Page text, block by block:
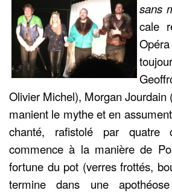
sans
cale
Olivier Michel), Morgan
manient le mythe et en
chanté, rafistolé par quatre
commence à la manière de
fortune du pot (verres frottés,
termine dans une